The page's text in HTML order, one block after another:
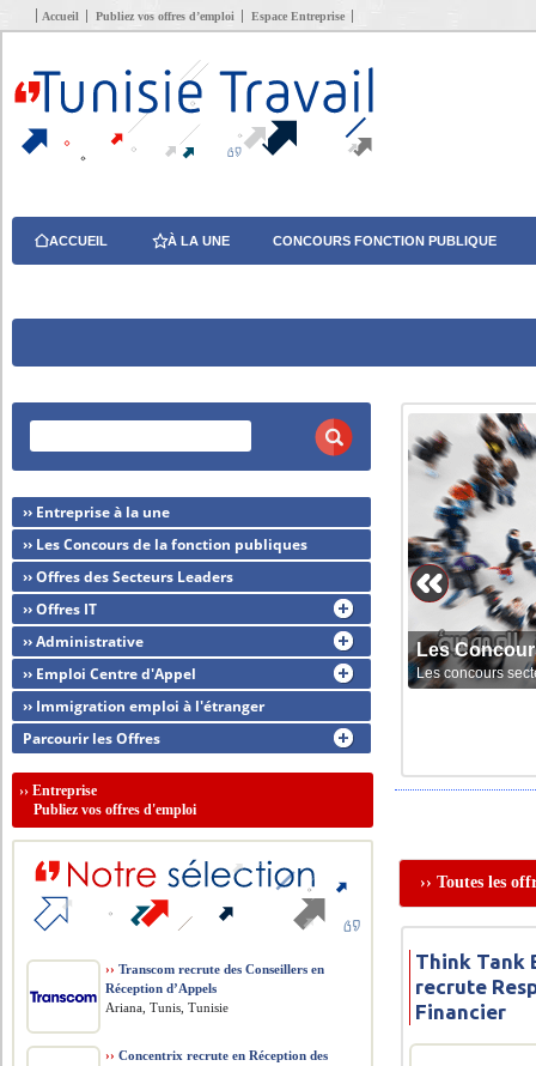
Accueil Publiez vos offres d’emploi Espace Entreprise
ACCUEIL À LA UNE CONCOURS FONCTION PUBLIQUE
Les
Les concours
›› Toutes les
Think Tank
recrute
Financier
›› Entreprise à la une
›› Les Concours de la fonction publiques
›› Offres des Secteurs Leaders
›› Offres IT
›› Administrative
›› Emploi Centre d'Appel
›› Immigration emploi à l'étranger
Parcourir les Offres
››Entreprise
Publiez vos offres d'emploi
›› Transcom recrute des Conseillers en
Réception d’Appels
Ariana, Tunis, Tunisie
›› Concentrix recrute en Réception des